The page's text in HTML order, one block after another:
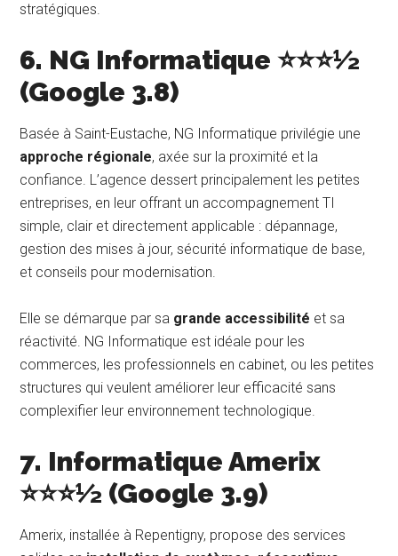
stratégiques.
6. NG Informatique ⭐⭐⭐½
(Google 3.8)
Basée à Saint-Eustache, NG Informatique privilégie une
approche régionale, axée sur la proximité et la
confiance. L’agence dessert principalement les petites
entreprises, en leur offrant un accompagnement TI
simple, clair et directement applicable : dépannage,
gestion des mises à jour, sécurité informatique de base,
et conseils pour modernisation.
Elle se démarque par sa grande accessibilité et sa
réactivité. NG Informatique est idéale pour les
commerces, les professionnels en cabinet, ou les petites
structures qui veulent améliorer leur efficacité sans
complexifier leur environnement technologique.
7. Informatique Amerix
⭐⭐⭐½ (Google 3.9)
Amerix, installée à Repentigny, propose des services